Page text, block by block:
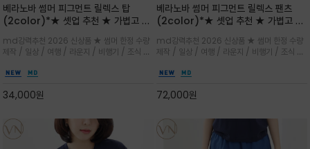
베라노바 썸머 피그먼트 릴렉스 탑
(2color)*★ 셋업 추천 ★ 가볍고 부
튼 소재로 완성
md강력추천 2026 신상품 ★ 썸머 한정 수량
제작 / 일상 / 여행 / 라운지 / 비행기 / 조식 /
그먼트로 제작되어 편하고 가볍게 후회없으실 아
34,000원
베라노바 썸머 피그먼트 릴렉스 팬츠
(2color)*★ 셋업 추천 ★ 가볍고 부
튼 소재로 완성
md강력추천 2026 신상품 ★ 썸머 한정 수량
제작 / 일상 / 여행 / 라운지 / 비행기 / 조식 /
그먼트로 제작되어 편하고 가볍게 후회없으실 아
72,000원